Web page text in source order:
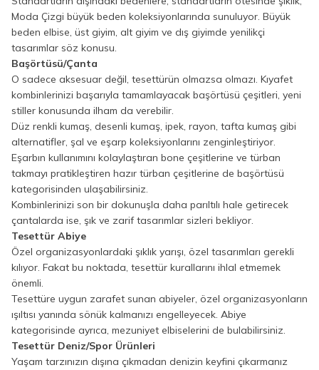
Moda Çizgi büyük beden koleksiyonlarında sunuluyor. Büyük
beden elbise, üst giyim, alt giyim ve dış giyimde yenilikçi
tasarımlar söz konusu.
Başörtüsü/Çanta
O sadece aksesuar değil, tesettürün olmazsa olmazı. Kıyafet
kombinlerinizi başarıyla tamamlayacak başörtüsü çeşitleri, yeni
stiller konusunda ilham da verebilir.
Düz renkli kumaş, desenli kumaş, ipek, rayon, tafta kumaş gibi
alternatifler, şal ve eşarp koleksiyonlarını zenginleştiriyor.
Eşarbın kullanımını kolaylaştıran bone çeşitlerine ve türban
takmayı pratikleştiren hazır türban çeşitlerine de başörtüsü
kategorisinden ulaşabilirsiniz.
Kombinlerinizi son bir dokunuşla daha parıltılı hale getirecek
çantalarda ise, şık ve zarif tasarımlar sizleri bekliyor.
Tesettür Abiye
Özel organizasyonlardaki şıklık yarışı, özel tasarımları gerekli
kılıyor. Fakat bu noktada, tesettür kurallarını ihlal etmemek
önemli.
Tesettüre uygun zarafet sunan abiyeler, özel organizasyonların
ışıltısı yanında sönük kalmanızı engelleyecek. Abiye
kategorisinde ayrıca, mezuniyet elbiselerini de bulabilirsiniz.
Tesettür Deniz/Spor Ürünleri
Yaşam tarzınızın dışına çıkmadan denizin keyfini çıkarmanız